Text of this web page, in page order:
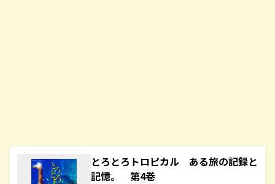
とろとろトロピカル ある旅の記録と
記憶。 第4巻